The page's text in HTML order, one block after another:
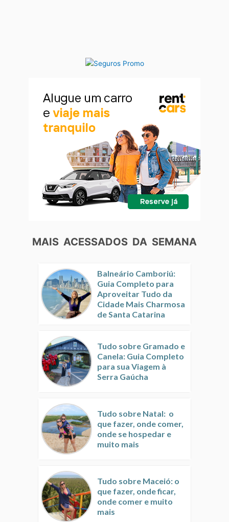
MAIS ACESSADOS DA SEMANA
Balneário Camboriú:
Guia Completo para
Aproveitar Tudo da
Cidade Mais Charmosa
de Santa Catarina
Tudo sobre Gramado e
Canela: Guia Completo
para sua Viagem à
Serra Gaúcha
Tudo sobre Natal: o
que fazer, onde comer,
onde se hospedar e
muito mais
Tudo sobre Maceió: o
que fazer, onde ficar,
onde comer e muito
mais